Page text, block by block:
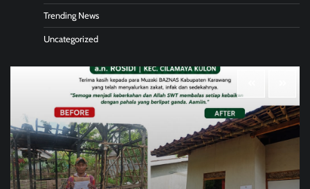
Trending News
Uncategorized